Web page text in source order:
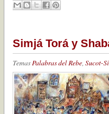
Simjá Torá y
TemasPalabras del Rebe, Sucot-